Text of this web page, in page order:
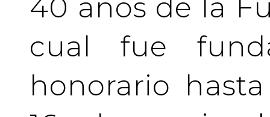
40 años de la
cual fue
honorario